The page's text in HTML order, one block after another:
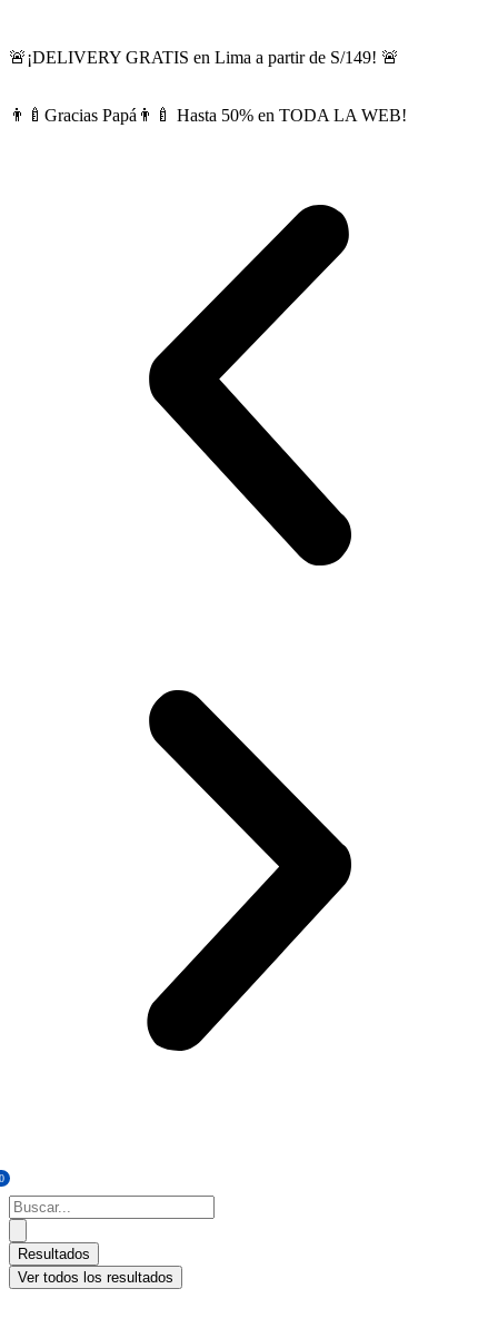
🚨¡DELIVERY GRATIS en Lima a partir de S/149! 🚨
👨‍🍼Gracias Papá👨‍🍼 Hasta 50% en TODA LA WEB!
0
Resultados
Ver todos los resultados